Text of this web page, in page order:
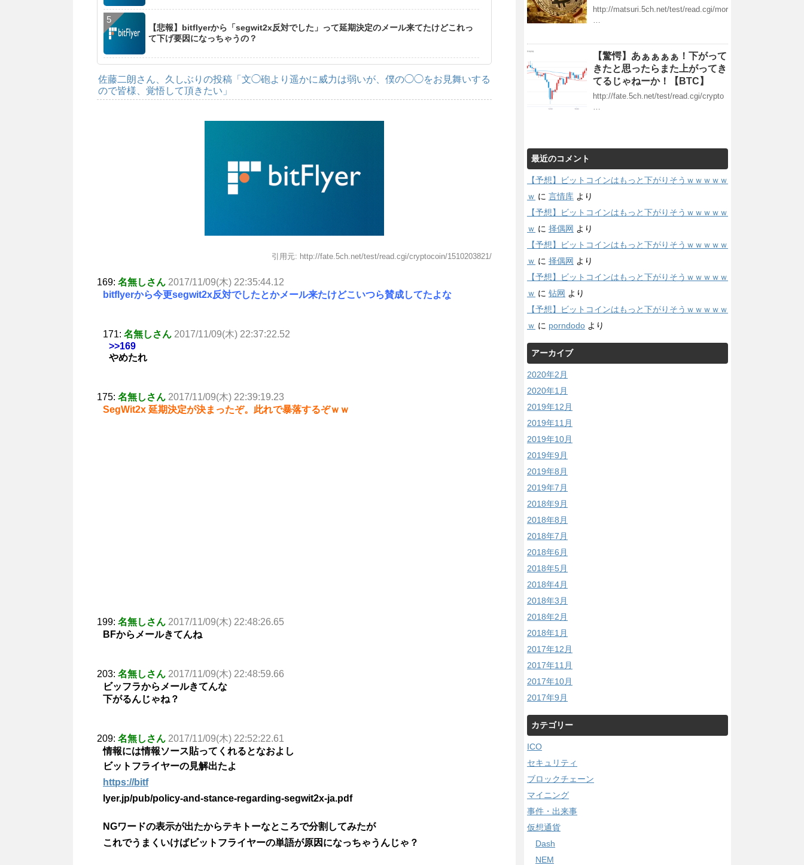
【悲報】bitflyerから「segwit2x反対でした」って延期決定のメール来てたけどこれっ
て下げ要因になっちゃうの？
佐藤二朗さん、久しぶりの投稿「文◯砲より遥かに威力は弱いが、僕の◯◯をお見舞いする
ので皆様、覚悟して頂きたい」
引用元: http://fate.5ch.net/test/read.cgi/cryptocoin/1510203821/
169: 名無しさん 2017/11/09(木) 22:35:44.12
bitflyerから今更segwit2x反対でしたとかメール来たけどこいつら賛成してたよな
171: 名無しさん 2017/11/09(木) 22:37:22.52
>>169
やめたれ
175: 名無しさん 2017/11/09(木) 22:39:19.23
SegWit2x 延期決定が決まったぞ。此れで暴落するぞｗｗ
199: 名無しさん 2017/11/09(木) 22:48:26.65
BFからメールきてんね
203: 名無しさん 2017/11/09(木) 22:48:59.66
ビッフラからメールきてんな
下がるんじゃね？
209: 名無しさん 2017/11/09(木) 22:52:22.61
情報には情報ソース貼ってくれるとなおよし
ビットフライヤーの見解出たよ
https://bitf
lyer.jp/pub/policy-and-stance-regarding-segwit2x-ja.pdf
NGワードの表示が出たからテキトーなところで分割してみたが
これでうまくいけばビットフライヤーの単語が原因になっちゃうんじゃ？
http://matsuri.5ch.net/test/read.cgi/mor
…
【驚愕】あぁぁぁぁ！下がって
きたと思ったらまた上がってき
てるじゃねーか！【BTC】
http://fate.5ch.net/test/read.cgi/crypto
…
最近のコメント
【予想】ビットコインはもっと下がりそうｗｗｗｗｗ
ｗ に 言情库 より
【予想】ビットコインはもっと下がりそうｗｗｗｗｗ
ｗ に 择偶网 より
【予想】ビットコインはもっと下がりそうｗｗｗｗｗ
ｗ に 择偶网 より
【予想】ビットコインはもっと下がりそうｗｗｗｗｗ
ｗ に 钻网 より
【予想】ビットコインはもっと下がりそうｗｗｗｗｗ
ｗ に porndodo より
アーカイブ
2020年2月
2020年1月
2019年12月
2019年11月
2019年10月
2019年9月
2019年8月
2019年7月
2018年9月
2018年8月
2018年7月
2018年6月
2018年5月
2018年4月
2018年3月
2018年2月
2018年1月
2017年12月
2017年11月
2017年10月
2017年9月
カテゴリー
ICO
セキュリティ
ブロックチェーン
マイニング
事件・出来事
仮想通貨
Dash
NEM